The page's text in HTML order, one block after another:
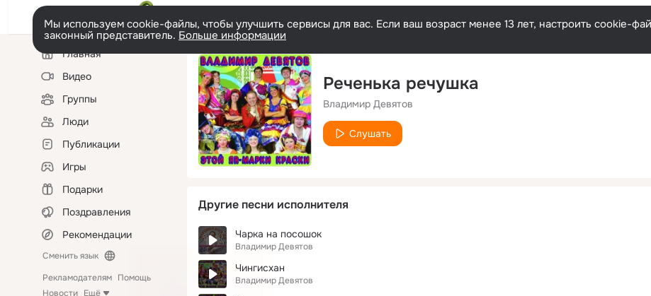
Мы используем cookie-файлы, чтобы улучшить сервисы для вас. Если ваш возраст менее 13 лет, настроить cookie-
законный представитель. Больше информации
Левая
колонкаГлавная
Видео
Группы
Люди
Публикации
Игры
Подарки
Поздравления
Рекомендации
Сменить язык
Рекламодателям Помощь
Новости Ещё
Реченька речушка
Владимир Девятов
Слушать
Другие песни исполнителя
Чарка на посошок
Владимир Девятов
Чингисхан
Владимир Девятов